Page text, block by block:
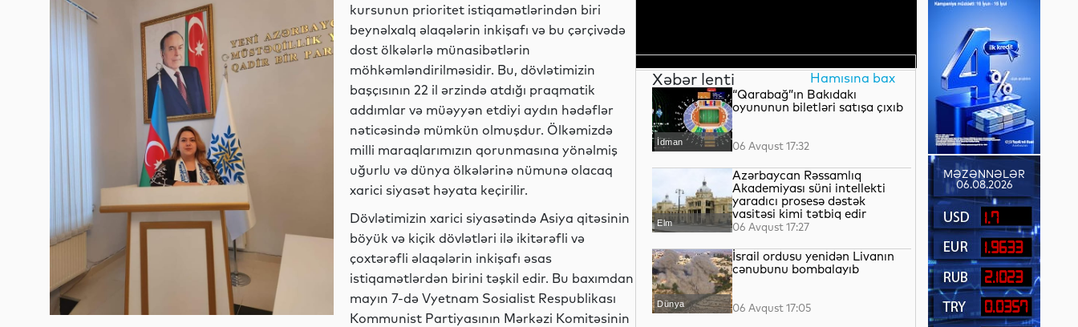
kursunun prioritet istiqamətlərindən biri
beynəlxalq əlaqələrin inkişafı və bu çərçivədə
dost ölkələrlə münasibətlərin
möhkəmləndirilməsidir. Bu, dövlətimizin
başçısının 22 il ərzində atdığı praqmatik
addımlar və müəyyən etdiyi aydın hədəflər
nəticəsində mümkün olmuşdur. Ölkəmizdə
milli maraqlarımızın qorunmasına yönəlmiş
uğurlu və dünya ölkələrinə nümunə olacaq
xarici siyasət həyata keçirilir.
Dövlətimizin xarici siyasətində Asiya qitəsinin
böyük və kiçik dövlətləri ilə ikitərəfli və
çoxtərəfli əlaqələrin inkişafı əsas
istiqamətlərdən birini təşkil edir. Bu baxımdan
mayın 7-də Vyetnam Sosialist Respublikası
Kommunist Partiyasının Mərkəzi Komitəsinin
Xəbər lenti Hamısına bax
İdman
“Qarabağ”ın Bakıdakı
oyununun biletləri satışa çıxıb
06 Avqust 17:32
Elm
Azərbaycan Rəssamlıq
Akademiyası süni intellekti
yaradıcı prosesə dəstək
vasitəsi kimi tətbiq edir
06 Avqust 17:27
Dünya
İsrail ordusu yenidən Livanın
cənubunu bombalayıb
06 Avqust 17:05
MƏZƏNNƏLƏR
06.08.2026
1.7
1.9633
2.1023
0.0357